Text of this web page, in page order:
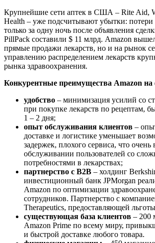
Крупнейшие сети аптек в США – Rite Aid,
Health – уже подсчитывают убытки: потери
только за одну ночь после объявления
PillPack составили $ 11 млрд. Amazon
прямые продажи лекарств, но и на рынок
управлению распределением лекарств
рынка здравоохранения.
Конкурентные преимущества Amazon
удобство – минимизация усилий со
при покупке лекарств по рецептам,
1 – 2 дня;
опыт обслуживания клиентов –
доставке и логистике уменьшает
задержек, плохого сервиса, что
обслуживании пользователей со
потребностями в лекарствах;
партнерство с B2B – холдинг
инвестиционный банк JPMorgan
Amazon по оптимизации
сотрудников. Партнерство с
Therapeutics, предоставляющей
существующая база клиентов – 200
Amazon Prime по всему миру,
и быстрой доставке любого товара.